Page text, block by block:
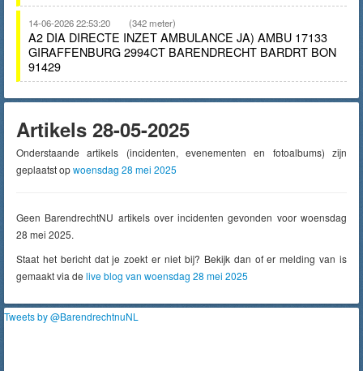
14-06-2026 22:53:20 (342 meter)
A2 DIA DIRECTE INZET AMBULANCE JA) AMBU 17133
GIRAFFENBURG 2994CT BARENDRECHT BARDRT BON
91429
Artikels 28-05-2025
Onderstaande artikels (incidenten, evenementen en fotoalbums) zijn
geplaatst opwoensdag 28 mei 2025
Geen BarendrechtNU artikels over incidenten gevonden voor woensdag
28 mei 2025.
Staat het bericht dat je zoekt er niet bij? Bekijk dan of er melding van is
gemaakt via de live blog van woensdag 28 mei 2025
Tweets by @BarendrechtnuNL